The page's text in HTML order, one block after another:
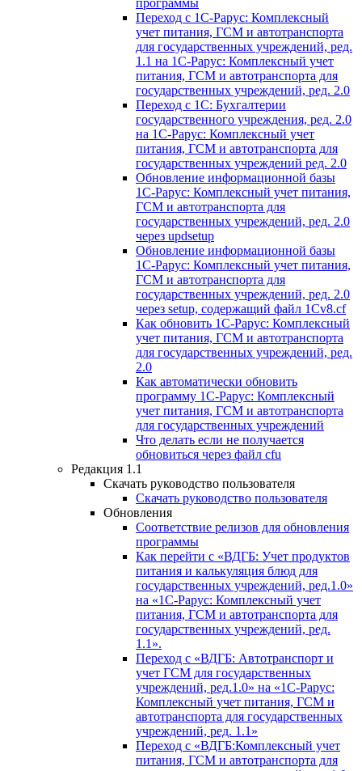
Переход с 1С-Рарус: Комплексный
учет питания, ГСМ и автотранспорта
для государственных учреждений, ред.
1.1 на 1С-Рарус: Комплексный учет
питания, ГСМ и автотранспорта для
государственных учреждений, ред. 2.0
Переход с 1С: Бухгалтерии
государственного учреждения, ред. 2.0
на 1С-Рарус: Комплексный учет
питания, ГСМ и автотранспорта для
государственных учреждений ред. 2.0
Обновление информационной базы
1С-Рарус: Комплексный учет питания,
ГСМ и автотранспорта для
государственных учреждений, ред. 2.0
через updsetup
Обновление информационной базы
1С-Рарус: Комплексный учет питания,
ГСМ и автотранспорта для
государственных учреждений, ред. 2.0
через setup, содержащий файл 1Cv8.cf
Как обновить 1С-Рарус: Комплексный
учет питания, ГСМ и автотранспорта
для государственных учреждений, ред.
2.0
Как автоматически обновить
программу 1С-Рарус: Комплексный
учет питания, ГСМ и автотранспорта
для государственных учреждений
Что делать если не получается
обновиться через файл cfu
Редакция 1.1
Скачать руководство пользователя
Скачать руководство пользователя
Обновления
Соответствие релизов для обновления
программы
Как перейти с «ВДГБ: Учет продуктов
питания и калькуляция блюд для
государственных учреждений, ред.1.0»
на «1С-Рарус: Комплексный учет
питания, ГСМ и автотранспорта для
государственных учреждений, ред.
1.1».
Переход с «ВДГБ: Автотранспорт и
учет ГСМ для государственных
учреждений, ред.1.0» на «1С-Рарус:
Комплексный учет питания, ГСМ и
автотранспорта для государственных
учреждений, ред. 1.1»
Переход с «ВДГБ:Комплексный учет
питания, ГСМ и автотранспорта для